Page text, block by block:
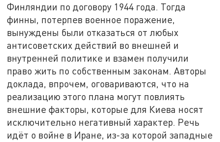
Финляндии по договору 1944 года. Тогда
финны, потерпев военное поражение,
вынуждены были отказаться от любых
антисоветских действий во внешней и
внутренней политике и взамен получили
право жить по собственным законам. Авторы
доклада, впрочем, оговариваются, что на
реализацию этого плана могут повлиять
внешние факторы, которые для Киева носят
исключительно негативный характер. Речь
идёт о войне в Иране, из-за которой западные